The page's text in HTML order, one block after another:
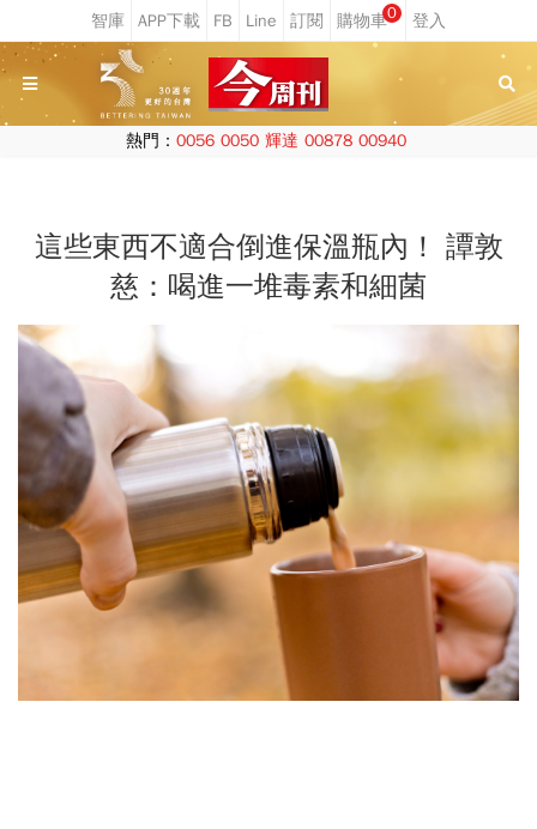
0
熱門： 0056 0050 輝達 00878 00940
這些東西不適合倒進保溫瓶內！ 譚敦
慈：喝進一堆毒素和細菌